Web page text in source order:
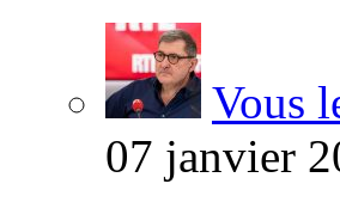
Vous
07 janvier